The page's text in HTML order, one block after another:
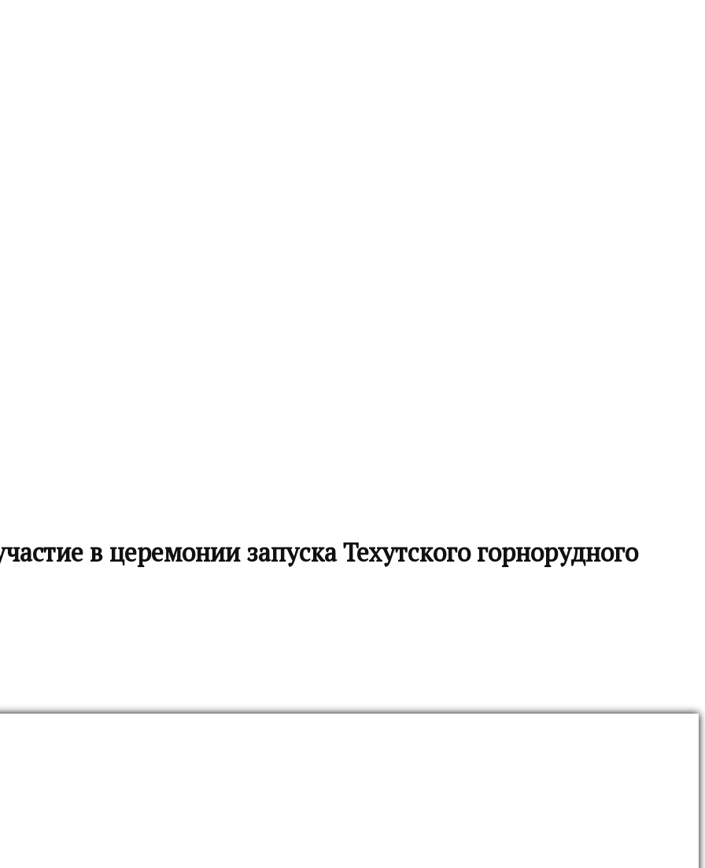
в церемонии запуска Техутского горнорудного